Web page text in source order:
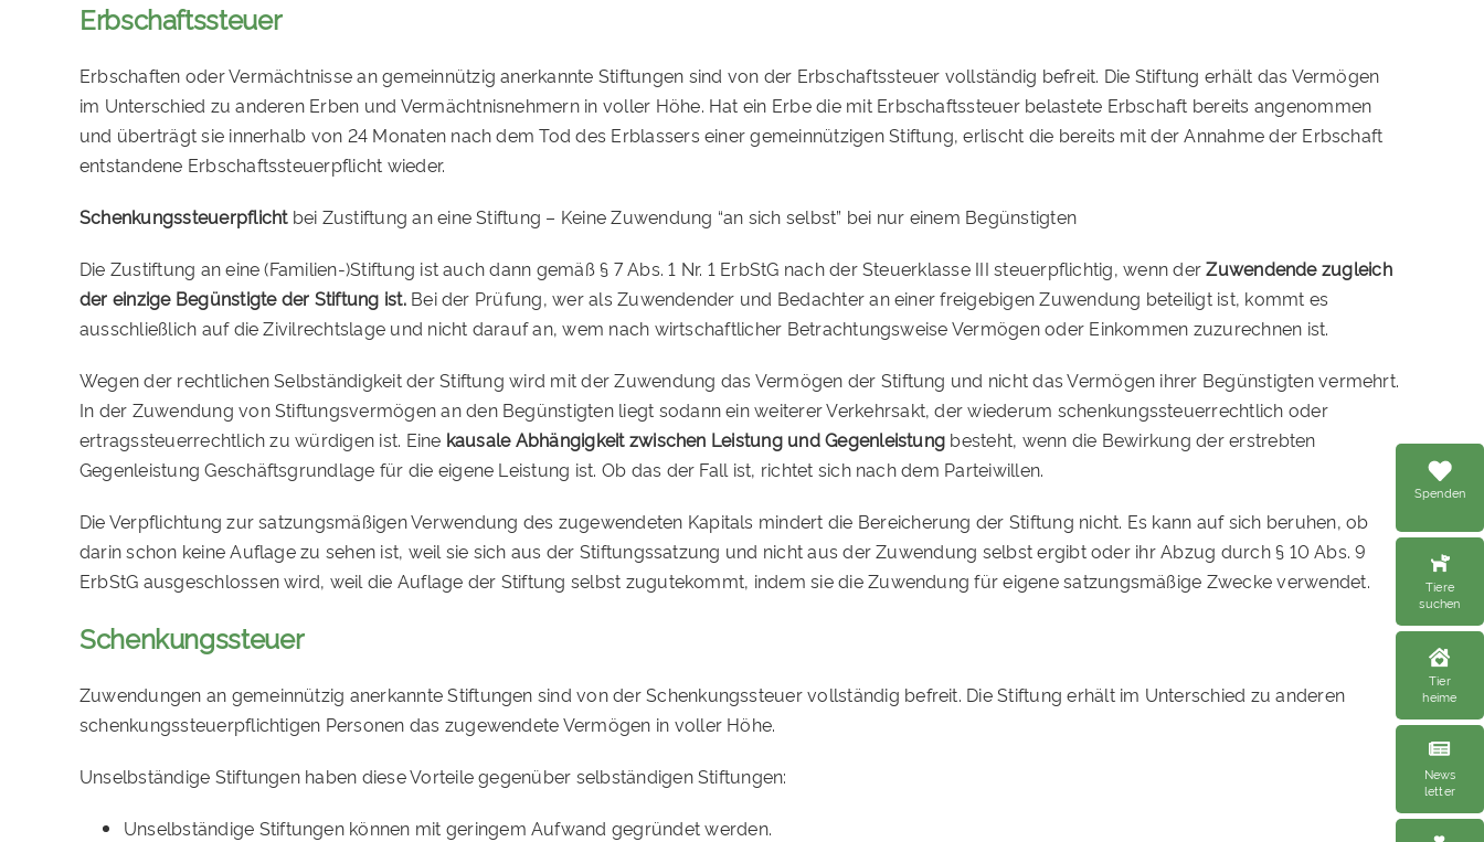
Spenden
Tiere
suchen
Tier
heime
News
letter
Erbschaftssteuer
Erbschaften oder Vermächtnisse an gemeinnützig anerkannte Stiftungen sind von der Erbschaftssteuer vollständig befreit. Die Stiftung erhält das Vermögen
im Unterschied zu anderen Erben und Vermächtnisnehmern in voller Höhe. Hat ein Erbe die mit Erbschaftssteuer belastete Erbschaft bereits angenommen
und überträgt sie innerhalb von 24 Monaten nach dem Tod des Erblassers einer gemeinnützigen Stiftung, erlischt die bereits mit der Annahme der Erbschaft
entstandene Erbschaftssteuerpflicht wieder.
Schenkungssteuerpflicht bei Zustiftung an eine Stiftung – Keine Zuwendung “an sich selbst” bei nur einem Begünstigten
Die Zustiftung an eine (Familien-)Stiftung ist auch dann gemäß § 7 Abs. 1 Nr. 1 ErbStG nach der Steuerklasse III steuerpflichtig, wenn derZuwendende zugleich
der einzige Begünstigte der Stiftung ist.Bei der Prüfung, wer als Zuwendender und Bedachter an einer freigebigen Zuwendung beteiligt ist, kommt es
ausschließlich auf die Zivilrechtslage und nicht darauf an, wem nach wirtschaftlicher Betrachtungsweise Vermögen oder Einkommen zuzurechnen ist.
Wegen der rechtlichen Selbständigkeit der Stiftung wird mit der Zuwendung das Vermögen der Stiftung und nicht das Vermögen ihrer Begünstigten vermehrt.
In der Zuwendung von Stiftungsvermögen an den Begünstigten liegt sodann ein weiterer Verkehrsakt, der wiederum schenkungssteuerrechtlich oder
ertragssteuerrechtlich zu würdigen ist. Eine kausale Abhängigkeit zwischen Leistung und Gegenleistung besteht, wenn die Bewirkung der erstrebten
Gegenleistung Geschäftsgrundlage für die eigene Leistung ist. Ob das der Fall ist, richtet sich nach dem Parteiwillen.
Die Verpflichtung zur satzungsmäßigen Verwendung des zugewendeten Kapitals mindert die Bereicherung der Stiftung nicht. Es kann auf sich beruhen, ob
darin schon keine Auflage zu sehen ist, weil sie sich aus der Stiftungssatzung und nicht aus der Zuwendung selbst ergibt oder ihr Abzug durch § 10 Abs. 9
ErbStG ausgeschlossen wird, weil die Auflage der Stiftung selbst zugutekommt, indem sie die Zuwendung für eigene satzungsmäßige Zwecke verwendet.
Schenkungssteuer
Zuwendungen an gemeinnützig anerkannte Stiftungen sind von der Schenkungssteuer vollständig befreit. Die Stiftung erhält im Unterschied zu anderen
schenkungssteuerpflichtigen Personen das zugewendete Vermögen in voller Höhe.
Unselbständige Stiftungen haben diese Vorteile gegenüber selbständigen Stiftungen:
Unselbständige Stiftungen können mit geringem Aufwand gegründet werden.